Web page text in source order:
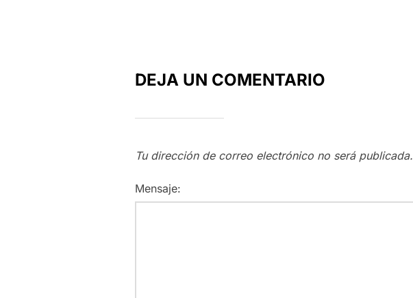
DEJA UN COMENTARIO
Tu dirección de correo electrónico no será publicada.
Mensaje: